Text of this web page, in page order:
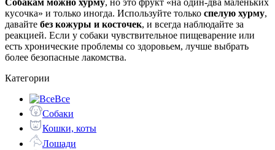
Собакам можно хурму, но это фрукт «на один-два маленьких
кусочка» и только иногда. Используйте только спелую хурму,
давайте без кожуры и косточек, и всегда наблюдайте за
реакцией. Если у собаки чувствительное пищеварение или
есть хронические проблемы со здоровьем, лучше выбрать
более безопасные лакомства.
Категории
Все
Собаки
Кошки, коты
Лошади